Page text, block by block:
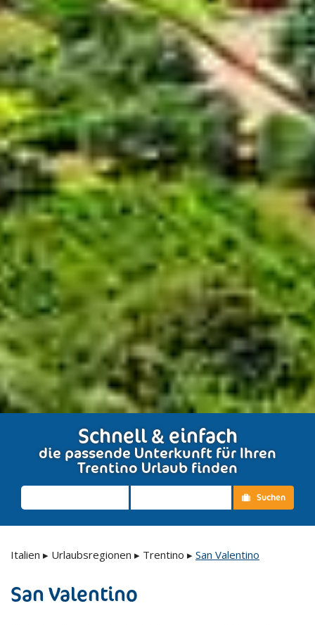
Schnell & einfach
die passende Unterkunft für Ihren
Trentino Urlaub finden
Suchen
Italien ▸ Urlaubsregionen ▸ Trentino ▸ San Valentino
San Valentino